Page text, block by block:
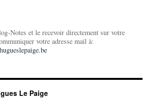
Notes et le recevoir directement sur votre
votre adresse mail à:
Le Paige